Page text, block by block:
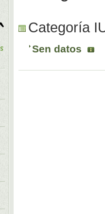
Categoría
Sen datos